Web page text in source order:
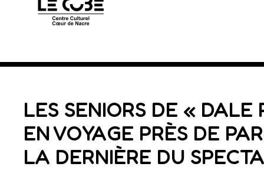
LES SENIORS DE « DALE
EN VOYAGE PRÈS DE
LA DERNIÈRE DU